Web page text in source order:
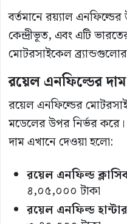
বর্তমানে রয়্যাল
কেন্দ্রীভূত, এবং এটি
মোটরসাইকেল
রয়েলএনফিল্ডের
রয়েলএনফিল্ডের
মডেলের উপর নির্ভর
দাম এখানে দেওয়া হলো:
রয়েলএনফিল্ড
৪,০৫,০০০ টাকা​
রয়েলএনফিল্ডহান্টার